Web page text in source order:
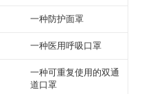
一种防护面罩
一种医用呼吸口罩
一种可重复使用的双通
道口罩